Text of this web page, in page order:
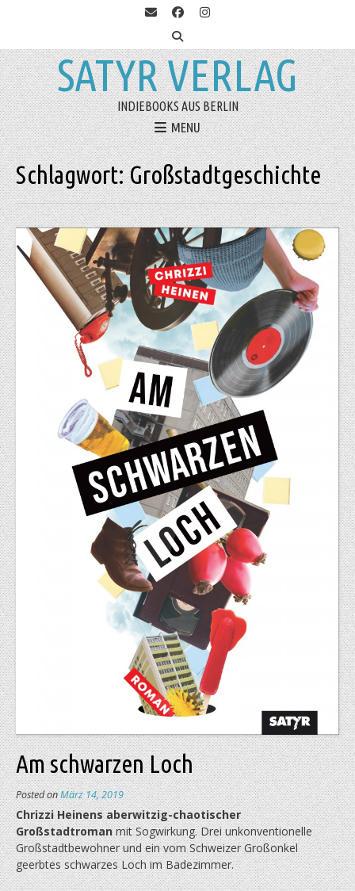
SATYR VERLAG
INDIEBOOKS AUS BERLIN
MENU
Schlagwort:Großstadtgeschichte
Am schwarzen Loch
Posted onMärz 14, 2019
Chrizzi Heinens aberwitzig-chaotischer
Großstadtromanmit Sogwirkung. Drei unkonventionelle
Großstadtbewohner und ein vom Schweizer Großonkel
geerbtes schwarzes Loch im Badezimmer.